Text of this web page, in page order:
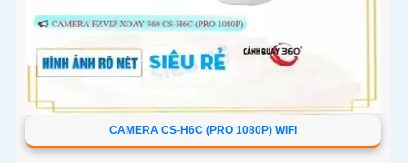
CAMERA CS-H6C (PRO 1080P) WIFI